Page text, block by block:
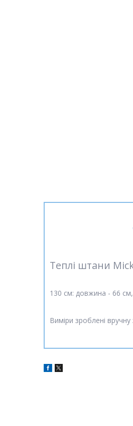
Теплі штани
130 см: довжина - 66
Виміри зроблені